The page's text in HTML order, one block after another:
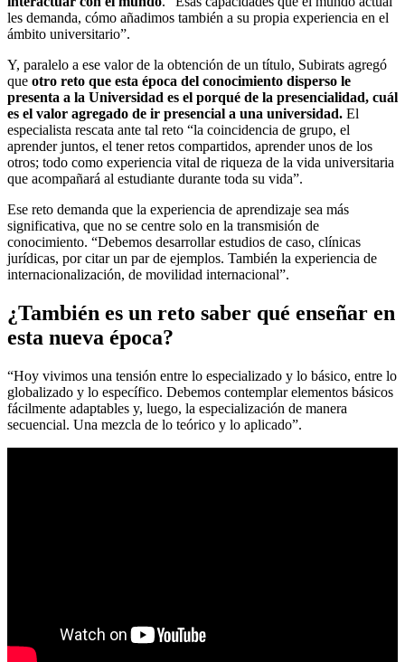
les demanda, cómo añadimos también a su propia experiencia en el
ámbito universitario”.
Y, paralelo a ese valor de la obtención de un título, Subirats agregó
que otro reto que esta época del conocimiento disperso le
presenta a la Universidad es el porqué de la presencialidad, cuál
es el valor agregado de ir presencial a una universidad. El
especialista rescata ante tal reto “la coincidencia de grupo, el
aprender juntos, el tener retos compartidos, aprender unos de los
otros; todo como experiencia vital de riqueza de la vida universitaria
que acompañará al estudiante durante toda su vida”.
Ese reto demanda que la experiencia de aprendizaje sea más
significativa, que no se centre solo en la transmisión de
conocimiento. “Debemos desarrollar estudios de caso, clínicas
jurídicas, por citar un par de ejemplos. También la experiencia de
internacionalización, de movilidad internacional”.
¿También es un reto saber qué enseñar en
esta nueva época?
“Hoy vivimos una tensión entre lo especializado y lo básico, entre lo
globalizado y lo específico. Debemos contemplar elementos básicos
fácilmente adaptables y, luego, la especialización de manera
secuencial. Una mezcla de lo teórico y lo aplicado”.